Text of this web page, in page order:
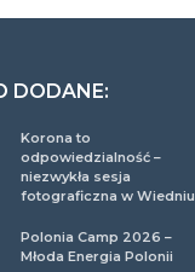
DODANE:
Korona to
odpowiedzialność –
niezwykła sesja
fotograficzna w Wiedniu
Polonia Camp 2026 –
Młoda Energia Polonii